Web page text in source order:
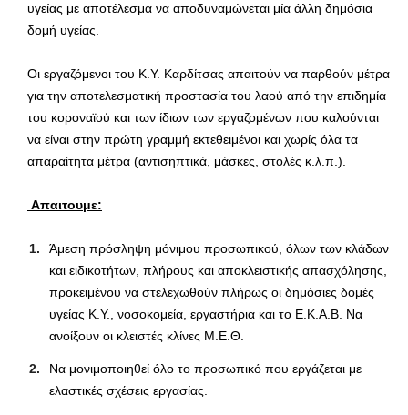
υγείας με αποτέλεσμα να αποδυναμώνεται μία άλλη δημόσια
δομή υγείας.
Οι εργαζόμενοι του Κ.Υ. Καρδίτσας απαιτούν να παρθούν μέτρα
για την αποτελεσματική προστασία του λαού από την επιδημία
του κοροναϊού και των ίδιων των εργαζομένων που καλούνται
να είναι στην πρώτη γραμμή εκτεθειμένοι και χωρίς όλα τα
απαραίτητα μέτρα (αντισηπτικά, μάσκες, στολές κ.λ.π.).
Απαιτουμε:
Άμεση πρόσληψη μόνιμου προσωπικού, όλων των κλάδων
και ειδικοτήτων, πλήρους και αποκλειστικής απασχόλησης,
προκειμένου να στελεχωθούν πλήρως οι δημόσιες δομές
υγείας Κ.Υ., νοσοκομεία, εργαστήρια και το Ε.Κ.Α.Β. Να
ανοίξουν οι κλειστές κλίνες Μ.Ε.Θ.
Να μονιμοποιηθεί όλο το προσωπικό που εργάζεται με
ελαστικές σχέσεις εργασίας.